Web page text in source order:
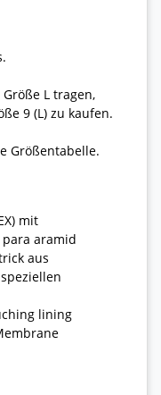
L tragen,
9 (L) zu kaufen.
Größentabelle.
mit
para aramid
aus
lining